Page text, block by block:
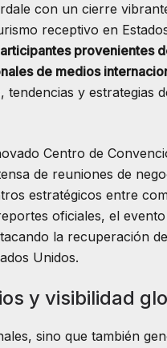
con un cierre
receptivo en
provenientes
de medios
y estrategias
Centro de
de reuniones de
estratégicos entre
oficiales, el
la recuperación
Unidos.
y visibilidad
sino que también